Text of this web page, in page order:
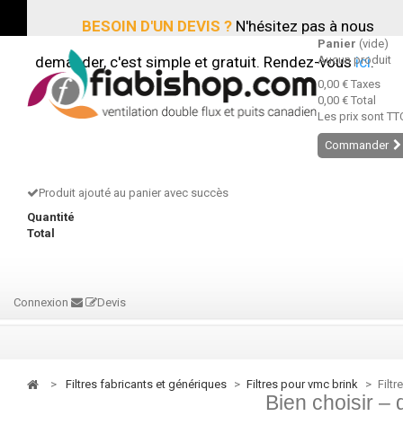
BESOIN D'UN DEVIS ?N'hésitez pas à nous
demander, c'est simple et gratuit. Rendez-vousici.
Panier (vide)
Aucun produit
0,00 € Taxes
0,00 € Total
Les prix sont
Commander
Produit ajouté au panier avec succès
Quantité
Total
Connexion Devis
Bien choisir –
> filtres fabricants et génériques > filtres pour vmc brink >